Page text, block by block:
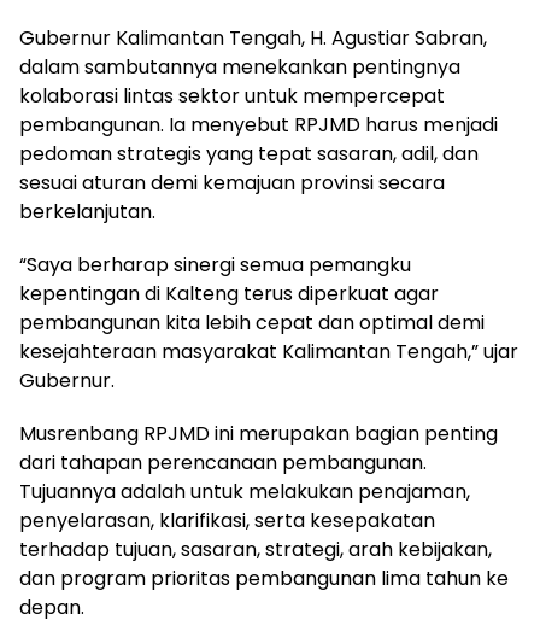
Gubernur Kalimantan Tengah, H. Agustiar Sabran,
dalam sambutannya menekankan pentingnya
kolaborasi lintas sektor untuk mempercepat
pembangunan. Ia menyebut RPJMD harus menjadi
pedoman strategis yang tepat sasaran, adil, dan
sesuai aturan demi kemajuan provinsi secara
berkelanjutan.
“Saya berharap sinergi semua pemangku
kepentingan di Kalteng terus diperkuat agar
pembangunan kita lebih cepat dan optimal demi
kesejahteraan masyarakat Kalimantan Tengah,” ujar
Gubernur.
Musrenbang RPJMD ini merupakan bagian penting
dari tahapan perencanaan pembangunan.
Tujuannya adalah untuk melakukan penajaman,
penyelarasan, klarifikasi, serta kesepakatan
terhadap tujuan, sasaran, strategi, arah kebijakan,
dan program prioritas pembangunan lima tahun ke
depan.